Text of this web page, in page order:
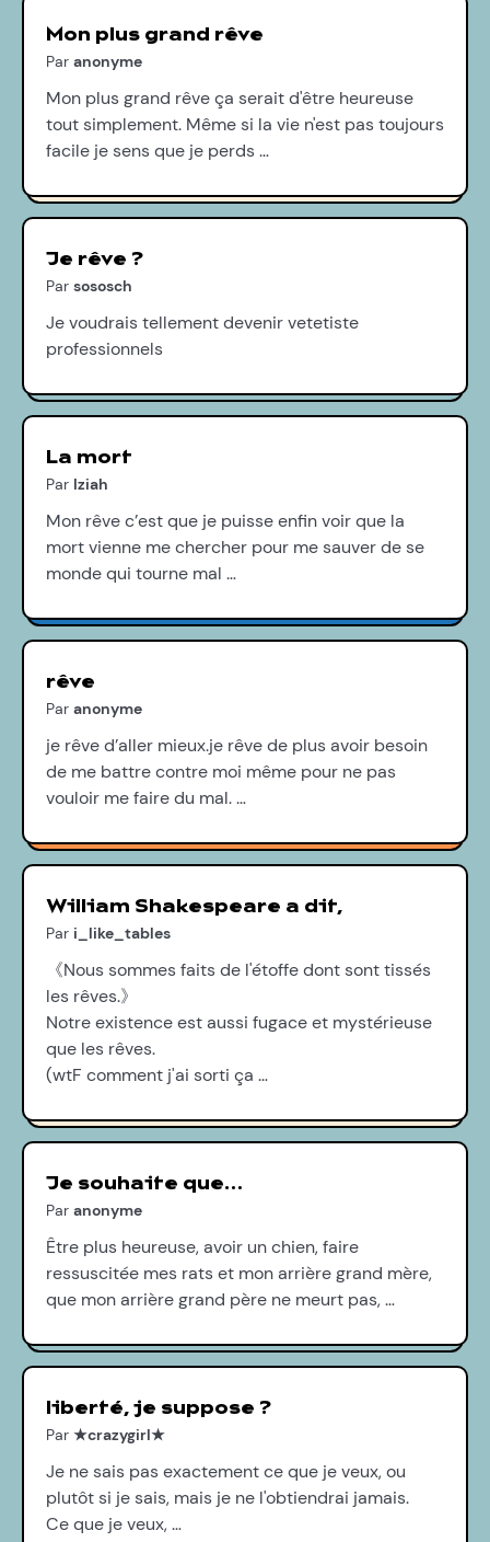
Mon plus grand rêve
Par anonyme
Mon plus grand rêve ça serait d'être heureuse
tout simplement. Même si la vie n'est pas toujours
facile je sens que je perds …
Je rêve ?
Par sososch
Je voudrais tellement devenir vetetiste
professionnels
La mort
Par Iziah
Mon rêve c’est que je puisse enfin voir que la
mort vienne me chercher pour me sauver de se
monde qui tourne mal …
rêve
Par anonyme
je rêve d’aller mieux.je rêve de plus avoir besoin
de me battre contre moi même pour ne pas
vouloir me faire du mal. …
William Shakespeare a dit,
Par i_like_tables
《Nous sommes faits de l'étoffe dont sont tissés
les rêves.》
Notre existence est aussi fugace et mystérieuse
que les rêves.
(wtF comment j'ai sorti ça …
Je souhaite que…
Par anonyme
Être plus heureuse, avoir un chien, faire
ressuscitée mes rats et mon arrière grand mère,
que mon arrière grand père ne meurt pas, …
liberté, je suppose ?
Par ★crazygirl★
Je ne sais pas exactement ce que je veux, ou
plutôt si je sais, mais je ne l'obtiendrai jamais.
Ce que je veux, …